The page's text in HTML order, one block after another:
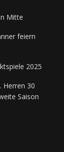
Mitte
feiern
2025
Herren 30
Saison